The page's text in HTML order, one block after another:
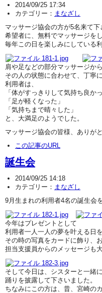
2014/09/25 17:34
カテゴリー： まなざし
マッサージ協会の方が5名来て下
希望者に、無料でマッサージを
毎年この日を楽しみにしている
肩や足などの部分マッサージか
その人の状態に合わせて、丁寧
利用者は、
「体がすっきりして気持ち良かっ
「足が軽くなった」
「気持ちまで晴々した」
と、大満足のようでした。
マッサージ協会の皆様、ありが
この記事のURL
誕生会
2014/09/25 14:18
カテゴリー： まなざし
9月生まれの利用者4名の誕生会
今年はプレゼントとして
利用者一人一人の夢を叶える日を
その時の写真をカードに飾り、
担当支援員からのメッセージも
そして今日は、シスターと一緒
踊りを披露して下さいました。
ちなみにこの方は、昔、宮崎の